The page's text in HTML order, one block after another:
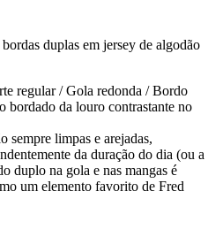
duplas em jersey de algodão
regular / Gola redonda / Bordo
bordado da louro contrastante no
sempre limpas e arejadas,
da duração do dia (ou a
duplo na gola e nas mangas é
um elemento favorito de Fred